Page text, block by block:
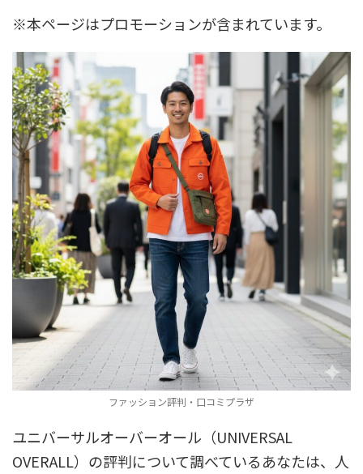
※本ページはプロモーションが含まれています。
ファッション評判・口コミプラザ
ユニバーサルオーバーオール（UNIVERSAL
OVERALL）の評判について調べているあなたは、人